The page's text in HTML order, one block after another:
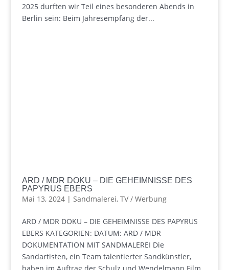
2025 durften wir Teil eines besonderen Abends in
Berlin sein: Beim Jahresempfang der...
ARD / MDR DOKU – DIE GEHEIMNISSE DES
PAPYRUS EBERS
Mai 13, 2024| Sandmalerei, TV / Werbung
ARD / MDR DOKU – DIE GEHEIMNISSE DES PAPYRUS
EBERS KATEGORIEN: DATUM: ARD / MDR
DOKUMENTATION MIT SANDMALEREI Die
Sandartisten, ein Team talentierter Sandkünstler,
haben im Auftrag der Schulz und Wendelmann Film